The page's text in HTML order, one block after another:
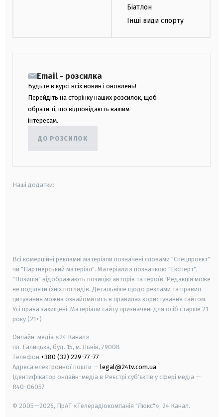
Біатлон
Інші види спорту
Email - розсилка
Будьте в курсі всіх новин і оновлень!
Перейдіть на сторінку наших розсилок, щоб
обрати ті, що відповідають вашим
інтересам.
ДО РОЗСИЛОК
Наші додатки:
Всі комерційні рекламні матеріали позначені словами "Спецпроєкт"
чи "Партнерський матеріал". Матеріали з позначкою "Експерт",
"Позиція" відображають позицію авторів та героїв. Редакція може
не поділяти їхніх поглядів. Детальніше щодо реклами та правил
цитування можна ознайомитись в правилах користування сайтом.
Усі права захищені. Матеріали сайту призначені для осіб старше 21
року (21+)
Онлайн-медіа «24 Канал»
пл. Галицька, буд. 15, м. Львів, 79008
Телефон +380 (32) 229-77-77
Адреса електронної пошти — legal@24tv.com.ua
Ідентифікатор онлайн-медіа в Реєстрі суб'єктів у сфері медіа —
R40-06057
© 2005—2026, ПрАТ «Телерадіокомпанія "Люкс"», 24 Канал.